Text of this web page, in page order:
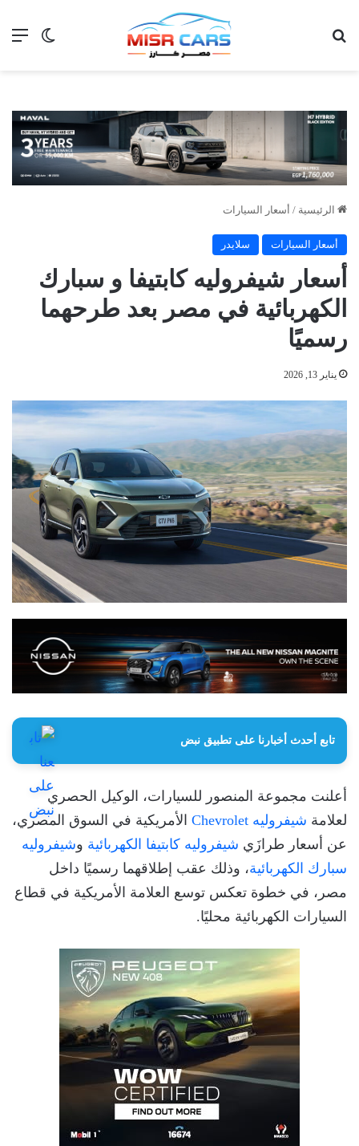
الوضع
الرئيسية / أسعار السيارات
أسعار السيارات سلايدر
أسعار شيفروليه كابتيفا و سبارك
الكهربائية في مصر بعد طرحهما
رسميًا
يناير 13, 2026
تابع أحدث أخبارنا على تطبيق نبض
أعلنت مجموعة المنصور للسيارات، الوكيل الحصري
لعلامة شيفروليه Chevrolet
الأمريكية في السوق المصري،
عن أسعار طرازَي شيفروليه كابتيفا الكهربائية وشيفروليه
سبارك الكهربائية، وذلك عقب إطلاقهما رسميًا داخل
مصر، في خطوة تعكس توسع العلامة الأمريكية في قطاع
السيارات الكهربائية محليًا.